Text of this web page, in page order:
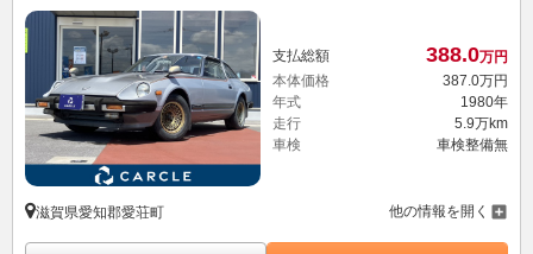
支払総額 388.0万円
本体価格
387. 0万円
年式
1980年
走行
5.9万km
車検
車検整備無
滋賀県愛知郡愛荘町 他の情報を開く